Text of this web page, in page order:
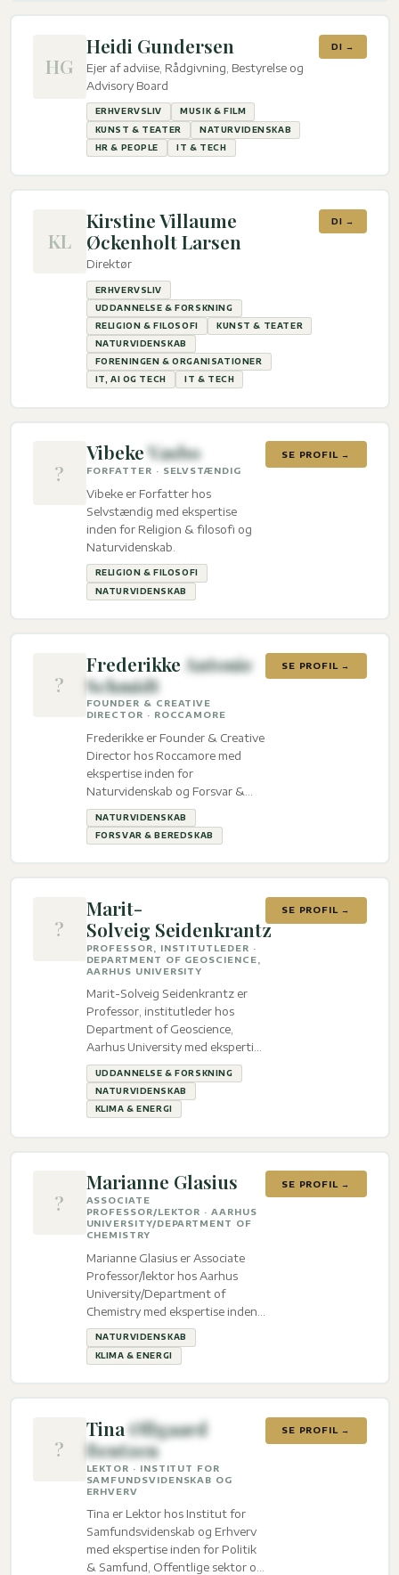
HG
Heidi Gundersen
Ejer af adviise, Rådgivning, Bestyrelse og
Advisory Board
ERHVERVSLIV
MUSIK & FILM
KUNST & TEATER
NATURVIDENSKAB
HR & PEOPLE
IT & TECH
DI →
KL
Kirstine Villaume
Øckenholt Larsen
Direktør
ERHVERVSLIV
UDDANNELSE & FORSKNING
RELIGION & FILOSOFI
KUNST & TEATER
NATURVIDENSKAB
FORENINGEN & ORGANISATIONER
IT, AI OG TECH
IT & TECH
DI →
?
VibekeVasbo
FORFATTER · SELVSTÆNDIG
Vibeke er Forfatter hos
Selvstændig med ekspertise
inden for Religion & filosofi og
Naturvidenskab.
RELIGION & FILOSOFI
NATURVIDENSKAB
SE PROFIL →
?
Frederikke Antonie
Schmidt
FOUNDER & CREATIVE
DIRECTOR · ROCCAMORE
Frederikke er Founder & Creative
Director hos Roccamore med
ekspertise inden for
Naturvidenskab og Forsvar &
beredskab.
NATURVIDENSKAB
FORSVAR & BEREDSKAB
SE PROFIL →
?
Marit-
Solveig Seidenkrantz
PROFESSOR, INSTITUTLEDER ·
DEPARTMENT OF GEOSCIENCE,
AARHUS UNIVERSITY
Marit-Solveig Seidenkrantz er
Professor, institutleder hos
Department of Geoscience,
Aarhus University med ekspertise
inden for Uddannelse &
Forskning, Naturvidenskab og
Klima & energi.
UDDANNELSE & FORSKNING
NATURVIDENSKAB
KLIMA & ENERGI
SE PROFIL →
?
Marianne Glasius
ASSOCIATE
PROFESSOR/LEKTOR · AARHUS
UNIVERSITY/DEPARTMENT OF
CHEMISTRY
Marianne Glasius er Associate
Professor/lektor hos Aarhus
University/Department of
Chemistry med ekspertise inden
for Naturvidenskab og Klima &
energi.
NATURVIDENSKAB
KLIMA & ENERGI
SE PROFIL →
?
TinaØllgaard
Bentzen
LEKTOR · INSTITUT FOR
SAMFUNDSVIDENSKAB OG
ERHVERV
Tina er Lektor hos Institut for
Samfundsvidenskab og Erhverv
med ekspertise inden for Politik
& Samfund, Offentlige sektor og
SE PROFIL →